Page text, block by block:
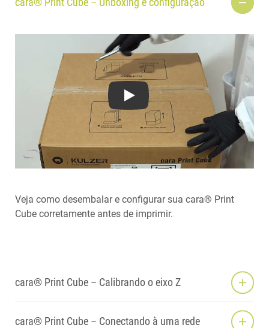
Play
Veja como desembalar e configurar sua cara® Print
Cube corretamente antes de imprimir.
cara® Print Cube – Calibrando o eixo Z
cara® Print Cube – Conectando à uma rede